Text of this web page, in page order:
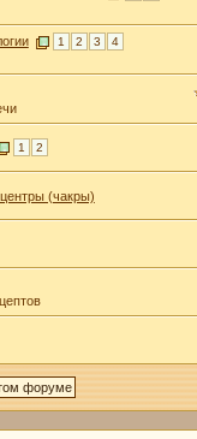
1 2 3 4
1 2
(чакры)